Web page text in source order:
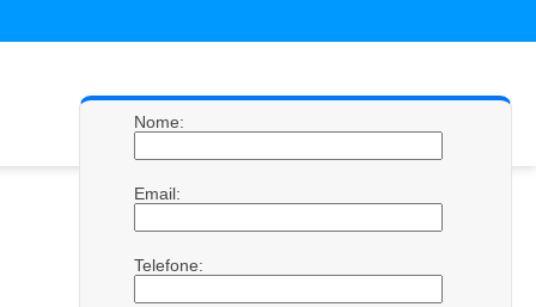
Nome:
Email:
Telefone: